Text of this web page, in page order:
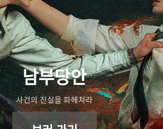
남부당안
사건의 진실을 파헤쳐라